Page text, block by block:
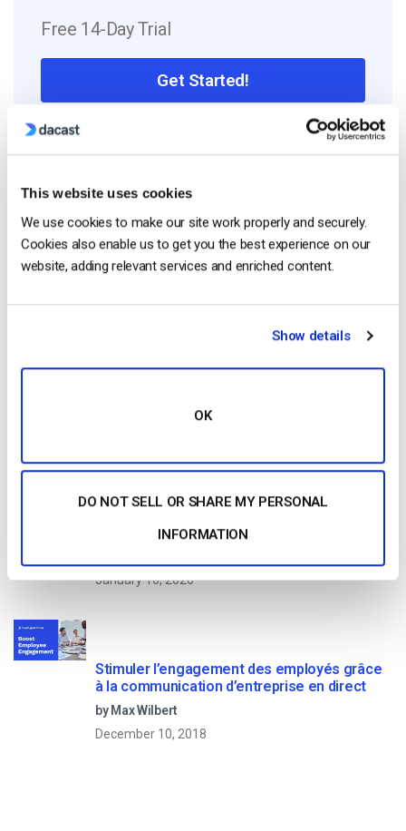
This website uses cookies
We use cookies to make our site work properly and securely.
Cookies also enable us to get you the best experience on our
website, adding relevant services and enriched content.
Show details
OK
DO NOT SELL OR SHARE MY PERSONAL
INFORMATION
Free 14-Day Trial
Get Started!
Start streaming immediately
No credit card required
10 GB of bandwidth
médias en continu
January 16, 2026
Stimuler l’engagement des employés grâce
à la communication d’entreprise en direct
by Max Wilbert
December 10, 2018